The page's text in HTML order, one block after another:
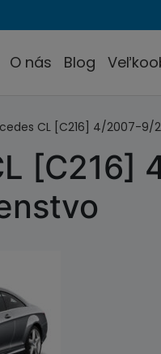
O nás Blog
CL [C216] 4/2007-9/
[C216]